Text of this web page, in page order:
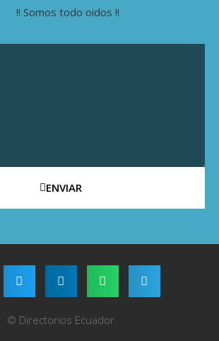
!! Somos todo oidos !!
ENVIAR
© Directorios Ecuador